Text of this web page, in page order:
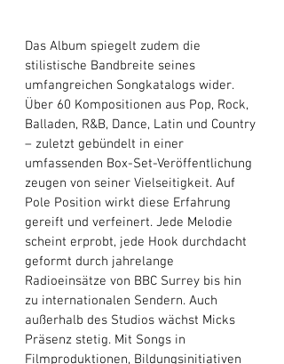
Das Album spiegelt zudem die
stilistische Bandbreite seines
umfangreichen Songkatalogs wider.
Über 60 Kompositionen aus Pop, Rock,
Balladen, R&B, Dance, Latin und Country
– zuletzt gebündelt in einer
umfassenden Box-Set-Veröffentlichung
zeugen von seiner Vielseitigkeit. Auf
Pole Position wirkt diese Erfahrung
gereift und verfeinert. Jede Melodie
scheint erprobt, jede Hook durchdacht
geformt durch jahrelange
Radioeinsätze von BBC Surrey bis hin
zu internationalen Sendern. Auch
außerhalb des Studios wächst Micks
Präsenz stetig. Mit Songs in
Filmproduktionen, Bildungsinitiativen